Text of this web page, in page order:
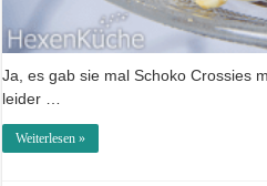
Ja, es gab sie mal Schoko Crossies
leider …
Weiterlesen »